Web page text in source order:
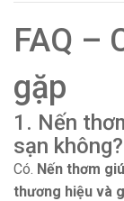
FAQ –
gặp
1. Nến
sạn không?
Có. Nến thơm
thương hiệu và